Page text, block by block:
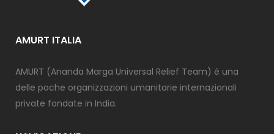
AMURT ITALIA
AMURT (Ananda Marga Universal Relief Team) è una
delle poche organizzazioni umanitarie internazionali
private fondate in India.